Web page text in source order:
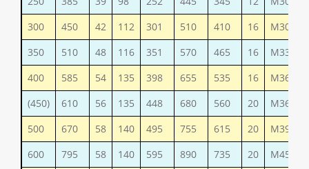
300
450 42 112 301 510 410 16
М30
350
510 48 116 351 570 465 16
М33
400
585 54 135 398 655 535 16
М36
(450)
610 56 135 448 680 560 20
М36
500
670 58 140 495 755 615 20
М39
600
795 58 140 595 890 735 20
М45